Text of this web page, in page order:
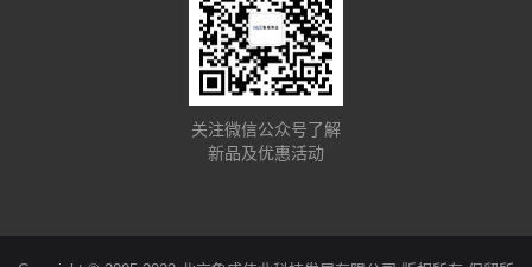
关注微信公众号了解
新品及优惠活动